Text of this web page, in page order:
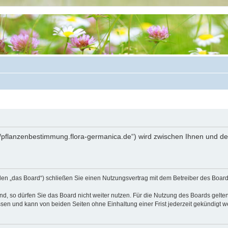
germanica.de“) wird zwischen Ihnen und
„das Board“) schließen Sie einen Nutzungsvertrag mit dem Betreiber des
so dürfen Sie das Board nicht weiter nutzen. Für die Nutzung des Boards
und kann von beiden Seiten ohne Einhaltung einer Frist jederzeit gekündigt